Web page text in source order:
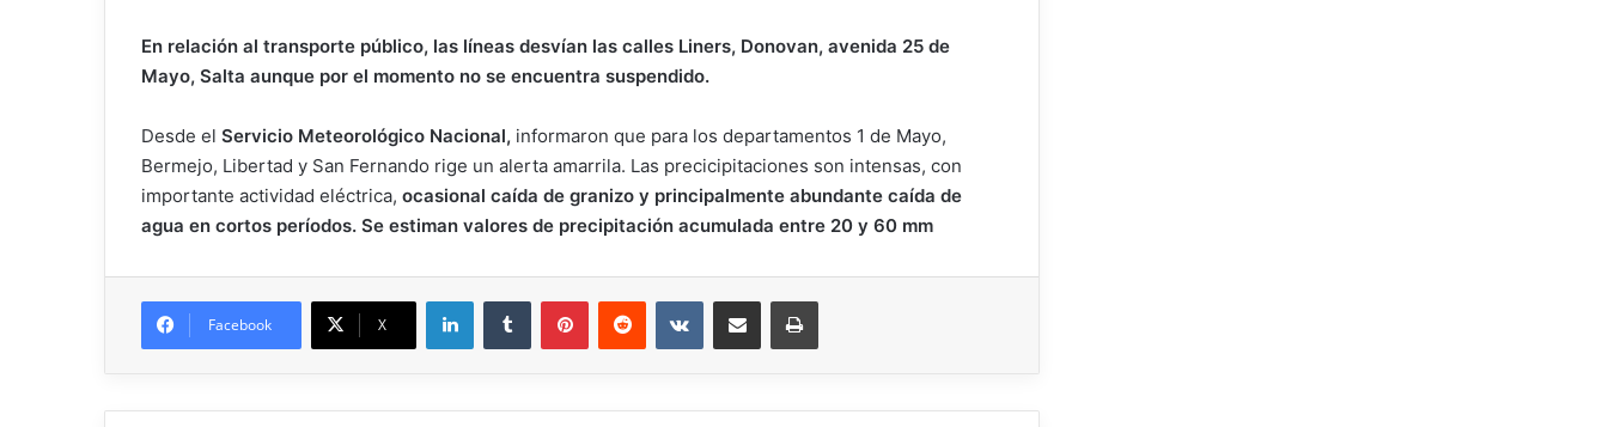
En relación al transporte público, las líneas desvían las calles Liners, Donovan, avenida 25 de
Mayo, Salta aunque por el momento no se encuentra suspendido.
Desde el Servicio Meteorológico Nacional, informaron que para los departamentos 1 de Mayo,
Bermejo, Libertad y San Fernando rige un alerta amarrila. Las precicipitaciones son intensas, con
importante actividad eléctrica, ocasional caída de granizo y principalmente abundante caída de
agua en cortos períodos. Se estiman valores de precipitación acumulada entre 20 y 60 mm
Facebook X